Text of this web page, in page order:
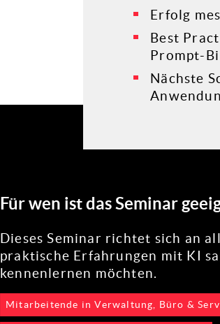
Erfolg
Best
Prompt-
Nächste
Für wen ist das Seminar
Dieses Seminar richtet sich an
praktische Erfahrungen mit KI
kennenlernen möchten.
Mitarbeitende in Verwaltung, Büro &